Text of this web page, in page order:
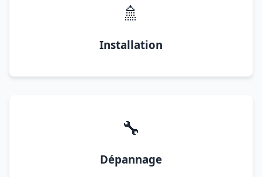
🚿
Installation
🔧
Dépannage